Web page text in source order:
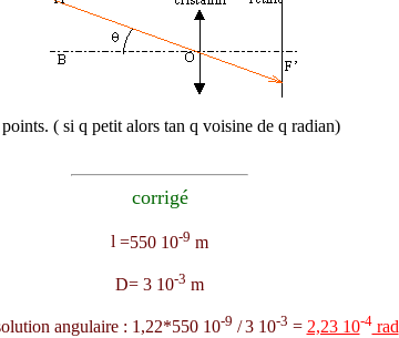
( si q petit alors tan q voisine de q radian)
corrigé
l =550 10-9 m
D= 3 10-3 m
angulaire : 1,22*550 10-9 / 3 10-3 = 2,23 10-4rad